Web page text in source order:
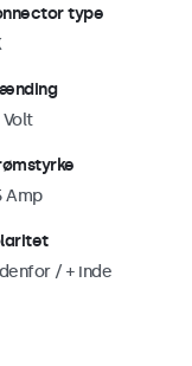
type
Volt
Amp
/ + inde